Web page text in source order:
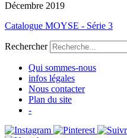
Décembre 2019
Catalogue MOYSE - Série 3
Rechercher
Qui sommes-nous
infos légales
Nous contacter
Plan du site
-